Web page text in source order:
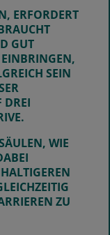
ERFORDERT
GUT
EINBRINGEN,
SEIN
DREI
.
WIE
ZU